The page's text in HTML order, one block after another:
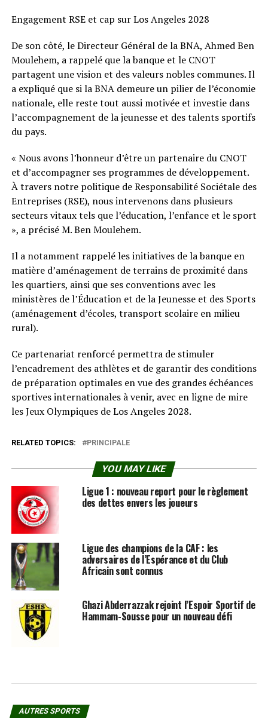
Engagement RSE et cap sur Los Angeles 2028
De son côté, le Directeur Général de la BNA, Ahmed Ben
Moulehem, a rappelé que la banque et le CNOT
partagent une vision et des valeurs nobles communes. Il
a expliqué que si la BNA demeure un pilier de l’économie
nationale, elle reste tout aussi motivée et investie dans
l’accompagnement de la jeunesse et des talents sportifs
du pays.
« Nous avons l’honneur d’être un partenaire du CNOT
et d’accompagner ses programmes de développement.
À travers notre politique de Responsabilité Sociétale des
Entreprises (RSE), nous intervenons dans plusieurs
secteurs vitaux tels que l’éducation, l’enfance et le sport
», a précisé M. Ben Moulehem.
Il a notamment rappelé les initiatives de la banque en
matière d’aménagement de terrains de proximité dans
les quartiers, ainsi que ses conventions avec les
ministères de l’Éducation et de la Jeunesse et des Sports
(aménagement d’écoles, transport scolaire en milieu
rural).
Ce partenariat renforcé permettra de stimuler
l’encadrement des athlètes et de garantir des conditions
de préparation optimales en vue des grandes échéances
sportives internationales à venir, avec en ligne de mire
les Jeux Olympiques de Los Angeles 2028.
RELATED TOPICS: PRINCIPALE
YOU MAY LIKE
Ligue 1 : nouveau report pour le règlement
des dettes envers les joueurs
Ligue des champions de la CAF : les
adversaires de l’Espérance et du Club
Africain sont connus
Ghazi Abderrazzak rejoint l’Espoir Sportif de
Hammam-Sousse pour un nouveau défi
AUTRES SPORTS